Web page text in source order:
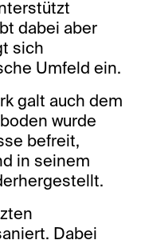
dabei aber
sich
Umfeld ein.
galt auch dem
wurde
befreit,
in seinem
Dabei